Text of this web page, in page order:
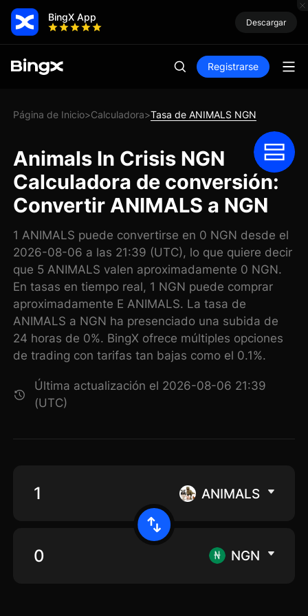
BingX App Descargar
Registrarse
Página de Inicio>Calculadora>Tasa de ANIMALS NGN
Animals In Crisis NGN
Calculadora de conversión:
Convertir ANIMALS a NGN
1 ANIMALS puede convertirse en 0 NGN desde el
2026-08-06 a las 21:39 (UTC), lo que quiere decir
que 5 ANIMALS valen aproximadamente 0 NGN.
En tasas en tiempo real, 1 NGN puede comprar
aproximadamente E ANIMALS. La tasa de
ANIMALS a NGN ha presenciado una subida de
24 horas de 0%. BingX ofrece múltiples opciones
de trading con tarifas tan bajas como el 0.1%.
Última actualización el 2026-08-06 21:39
(UTC)
ANIMALS
NGN